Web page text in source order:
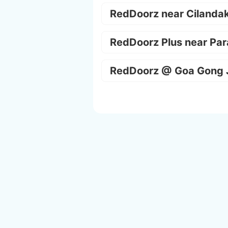
RedDoorz near
RedDoorz Plus near
RedDoorz @ Goa